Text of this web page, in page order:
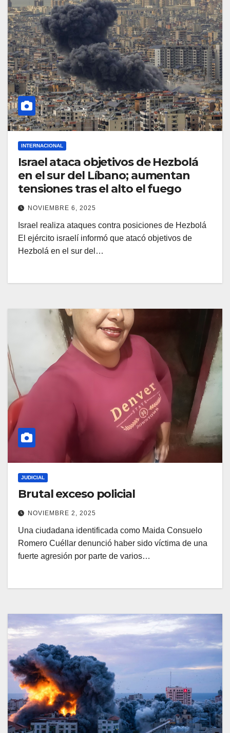
INTERNACIONAL
Israel ataca objetivos de Hezbolá
en el sur del Líbano; aumentan
tensiones tras el alto el fuego
NOVIEMBRE 6, 2025
Israel realiza ataques contra posiciones de Hezbolá
El ejército israelí informó que atacó objetivos de
Hezbolá en el sur del…
JUDICIAL
Brutal exceso policial
NOVIEMBRE 2, 2025
Una ciudadana identificada como Maida Consuelo
Romero Cuéllar denunció haber sido víctima de una
fuerte agresión por parte de varios…